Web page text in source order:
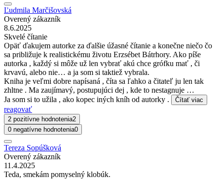
Ľudmila Marčišovská
Overený zákazník
8.6.2025
Skvelé čítanie
Opäť ďakujem autorke za ďalšie úžasné čítanie a konečne niečo čo
sa približuje k realistickému životu Erzsébet Bátrhory. Ako píše
autorka , každý si môže už len vybrať akú chce grófku mať , či
krvavú, alebo nie… a ja som si taktiež vybrala.
Kniha je veľmi dobre napísaná , číta sa ľahko a čitateľ ju len tak
zhltne . Ma zaujímavý, postupujúci dej , kde to nestagnuje …
Ja som si to užila , ako kopec iných kníh od autorky .
Čítať viac
reagovať
2 pozitívne hodnotenia2
0 negatívne hodnotenia0
Tereza Sopúšková
Overený zákazník
11.4.2025
Teda, smekám pomyselný klobúk.